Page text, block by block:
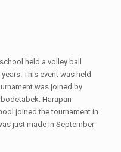
held a volley ball
This event was held
was joined by
Harapan
joined the tournament in
just made in September